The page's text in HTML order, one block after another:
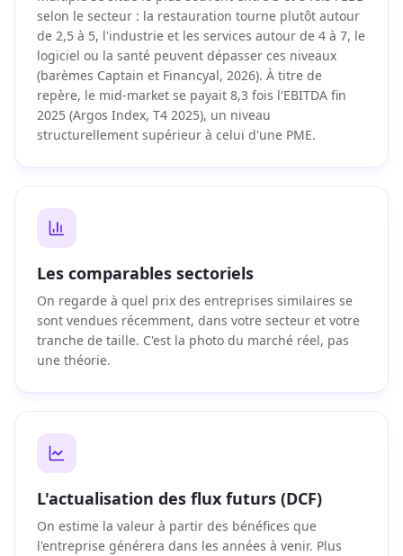
selon le secteur : la restauration tourne plutôt autour
de 2,5 à 5, l'industrie et les services autour de 4 à 7, le
logiciel ou la santé peuvent dépasser ces niveaux
(barèmes Captain et Financyal, 2026). À titre de
repère, le mid-market se payait 8,3 fois l'EBITDA fin
2025 (Argos Index, T4 2025), un niveau
structurellement supérieur à celui d'une PME.
Les comparables sectoriels
On regarde à quel prix des entreprises similaires se
sont vendues récemment, dans votre secteur et votre
tranche de taille. C'est la photo du marché réel, pas
une théorie.
L'actualisation des flux futurs (DCF)
On estime la valeur à partir des bénéfices que
l'entreprise générera dans les années à venir. Plus